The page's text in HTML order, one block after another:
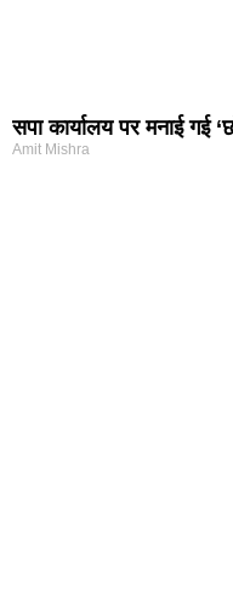
सपा कार्यालय पर मनाई गई
Amit Mishra